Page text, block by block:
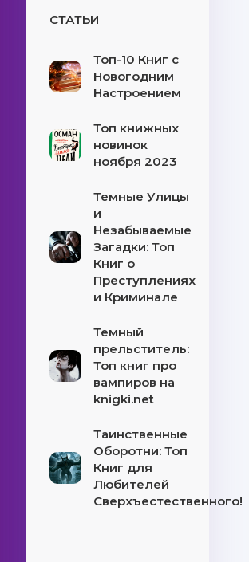
СТАТЬИ
Топ-10 Книг с
Новогодним
Настроением
Топ книжных
новинок
ноября 2023
Темные Улицы
и
Незабываемые
Загадки: Топ
Книг о
Преступлениях
и Криминале
Темный
прельститель:
Топ книг про
вампиров на
knigki.net
Таинственные
Оборотни: Топ
Книг для
Любителей
Сверхъестественного!